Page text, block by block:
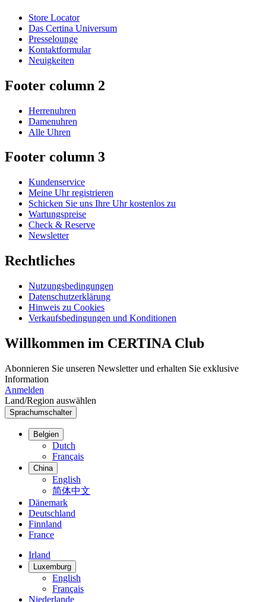
Store Locator
Das Certina Universum
Presselounge
Kontaktformular
Neuigkeiten
Footer column 2
Herrenuhren
Damenuhren
Alle Uhren
Footer column 3
Kundenservice
Meine Uhr registrieren
Schicken Sie uns Ihre Uhr kostenlos zu
Wartungspreise
Check & Reserve
Newsletter
Rechtliches
Nutzungsbedingungen
Datenschutzerklärung
Hinweis zu Cookies
Verkaufsbedingungen und Konditionen
Willkommen im CERTINA Club
Abonnieren Sie unseren Newsletter und erhalten Sie exklusive
Information
Anmelden
Land/Region auswählen
Sprachumschalter
Belgien
Dutch
Français
China
English
简体中文
Dänemark
Deutschland
Finnland
France
Irland
Luxemburg
English
Français
Niederlande